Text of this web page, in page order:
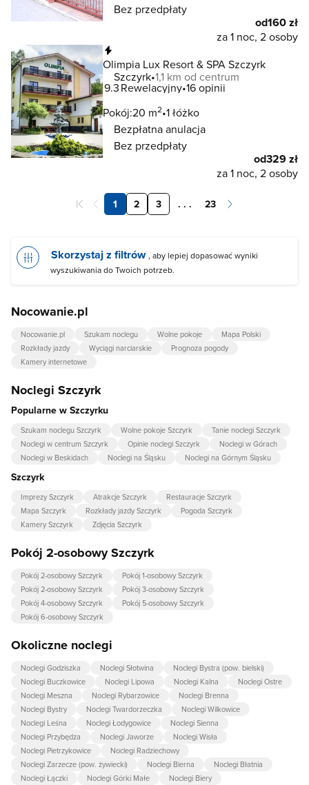
Bez przedpłaty
od160 zł
za 1 noc, 2 osoby
Olimpia Lux Resort & SPA Szczyrk
Szczyrk 1,1 km od centrum
9.3Rewelacyjny 16 opinii
Pokój:20 m2 1 łóżko
Bezpłatna anulacja
Bez przedpłaty
od329 zł
za 1 noc, 2 osoby
1 2 3 . . . 23
Skorzystaj z filtrów , aby lepiej dopasować wyniki
wyszukiwania do Twoich potrzeb.
Nocowanie.pl
Nocowanie.pl Szukam noclegu Wolne pokoje
Mapa Polski
Rozkłady jazdy
Wyciągi narciarskie
Prognoza pogody
Kamery internetowe
Noclegi Szczyrk
Popularne w Szczyrku
Szukam noclegu Szczyrk Wolne pokoje Szczyrk
Tanie noclegi Szczyrk
Noclegi w centrum Szczyrk
Opinie noclegi Szczyrk
Noclegi w Górach
Noclegi w Beskidach
Noclegi na Śląsku Noclegi na Górnym Śląsku
Szczyrk
Imprezy Szczyrk Atrakcje Szczyrk
Restauracje Szczyrk
Mapa Szczyrk
Rozkłady jazdy Szczyrk
Pogoda Szczyrk
Kamery Szczyrk
Zdjęcia Szczyrk
Pokój 2-osobowy Szczyrk
Pokój 2-osobowy Szczyrk
Pokój 1-osobowy Szczyrk
Pokój 2-osobowy Szczyrk
Pokój 3-osobowy Szczyrk
Pokój 4-osobowy Szczyrk
Pokój 5-osobowy Szczyrk
Pokój 6-osobowy Szczyrk
Okoliczne noclegi
Noclegi Godziszka Noclegi Słotwina
Noclegi Bystra (pow. bielski)
Noclegi Buczkowice
Noclegi Lipowa Noclegi Kalna
Noclegi Ostre
Noclegi Meszna
Noclegi Rybarzowice
Noclegi Brenna
Noclegi Bystry
Noclegi Twardorzeczka
Noclegi Wilkowice
Noclegi Leśna
Noclegi Łodygowice
Noclegi Sienna
Noclegi Przybędza
Noclegi Jaworze
Noclegi Wisła
Noclegi Pietrzykowice
Noclegi Radziechowy
Noclegi Zarzecze (pow. żywiecki)
Noclegi Bierna
Noclegi Błatnia
Noclegi Łączki
Noclegi Górki Małe
Noclegi Biery